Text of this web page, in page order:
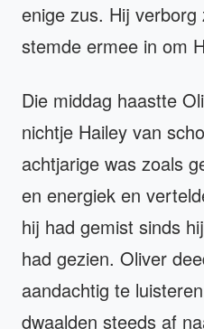
enige zus. Hij
stemde ermee in om
Die middag haastte
nichtje Hailey van
achtjarige was zoals
en energiek en
hij had gemist sinds
had gezien. Oliver
aandachtig te
dwaalden steeds af